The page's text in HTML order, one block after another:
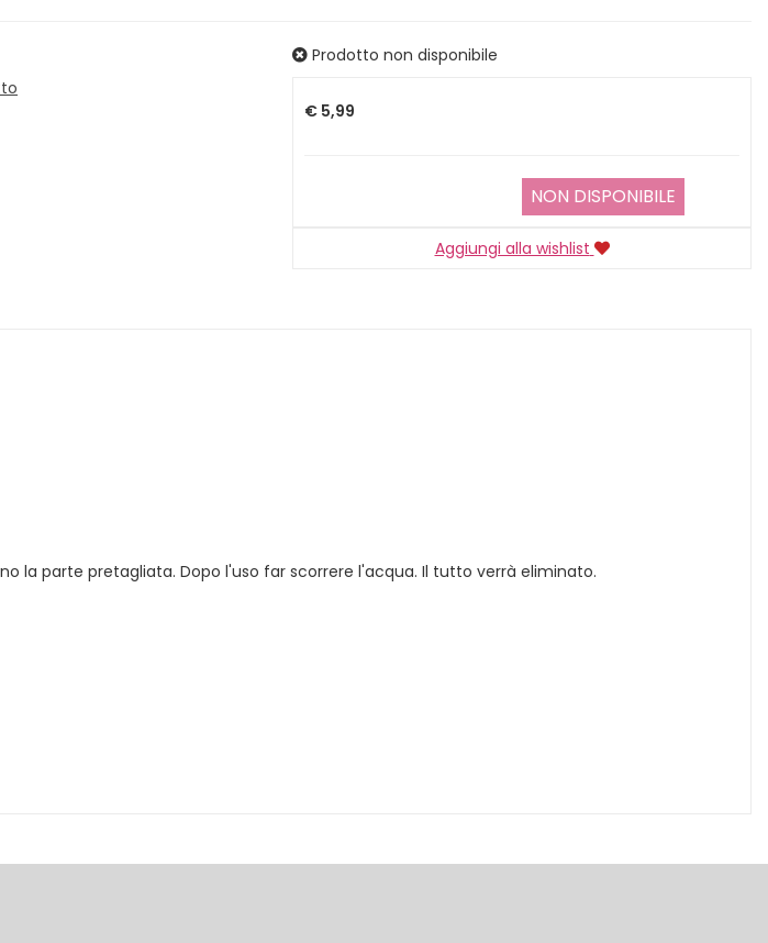
Prodotto non disponibile
€ 5,99
NON DISPONIBILE
Aggiungi alla wishlist
la parte pretagliata. Dopo l'uso far scorrere l'acqua. Il tutto verrà eliminato.